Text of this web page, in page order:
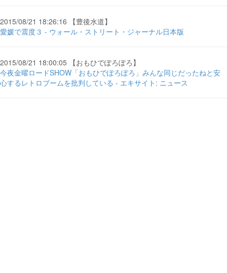
2015/08/21 18:26:16 【豊後水道】
愛媛で震度３ - ウォール・ストリート・ジャーナル日本版
2015/08/21 18:00:05 【おもひでぽろぽろ】
今夜金曜ロードSHOW「おもひでぽろぽろ」みんな同じだったねと安
心するレトロブームを批判している - エキサイト: ニュース